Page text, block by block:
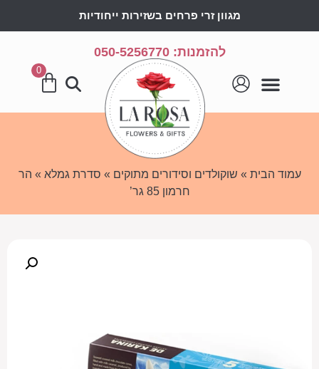
מגוון זרי פרחים בשזירות ייחודיות
להזמנות: 050-5256770
0
עמוד הבית » שוקולדים וסידורים מתוקים » סדרת גמלא » הר
חרמון 85 גר’